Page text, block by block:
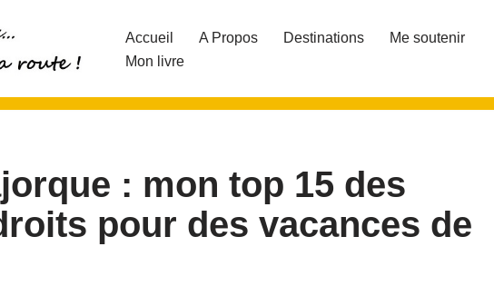
Accueil A Propos Destinations
Me soutenir
Mon livre
: mon top 15 des
pour des vacances de